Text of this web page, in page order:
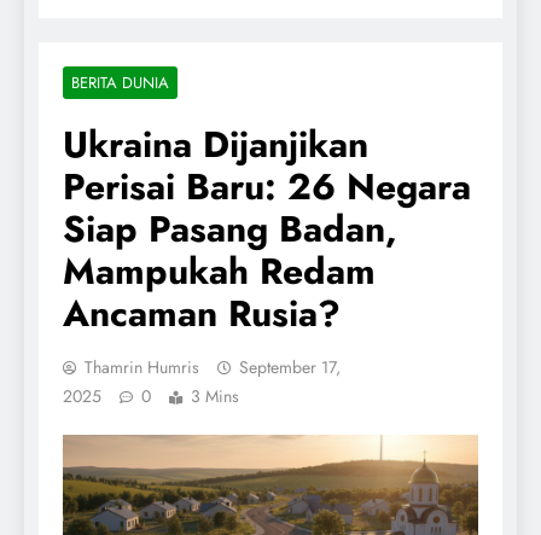
BERITA DUNIA
Ukraina Dijanjikan
Perisai Baru: 26 Negara
Siap Pasang Badan,
Mampukah Redam
Ancaman Rusia?
Thamrin Humris
September 17,
2025
0 3 Mins